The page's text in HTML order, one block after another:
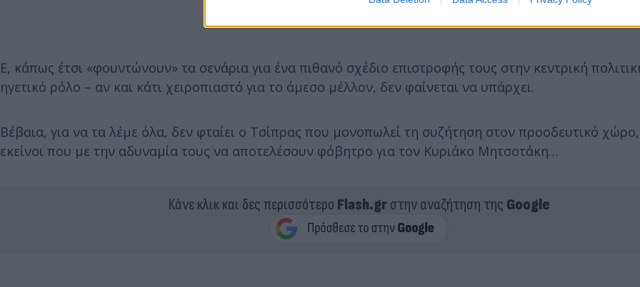
Ε, κάπως έτσι «φουντώνουν» τα σενάρια για ένα πιθανό σχέδιο επιστροφής τους στην κεντρική
ηγετικό ρόλο – αν και κάτι χειροπιαστό για το άμεσο μέλλον, δεν φαίνεται να υπάρχει.
Βέβαια, για να τα λέμε όλα, δεν φταίει ο Τσίπρας που μονοπωλεί τη συζήτηση στον προοδευτικό
εκείνοι που με την αδυναμία τους να αποτελέσουν φόβητρο για τον Κυριάκο Μητσοτάκη…
Κάνε κλικ και δες περισσότερο Flash.grστην αναζήτηση της Google